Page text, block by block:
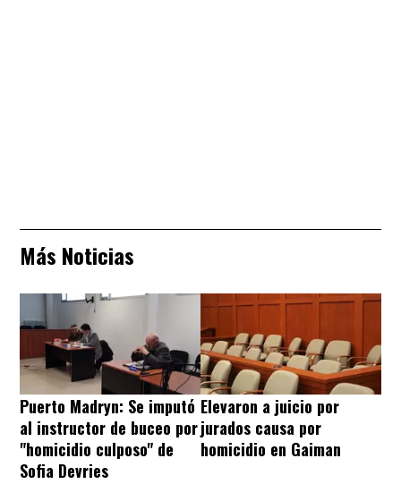
Más Noticias
Puerto Madryn: Se imputó
al instructor de buceo por
"homicidio culposo" de
Sofia Devries
Elevaron a juicio por
jurados causa por
homicidio en Gaiman